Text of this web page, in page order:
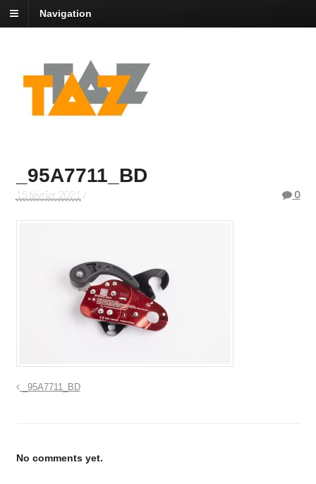
Navigation
_95A7711_BD
15 février 2021 / 0
_95A7711_BD
No comments yet.